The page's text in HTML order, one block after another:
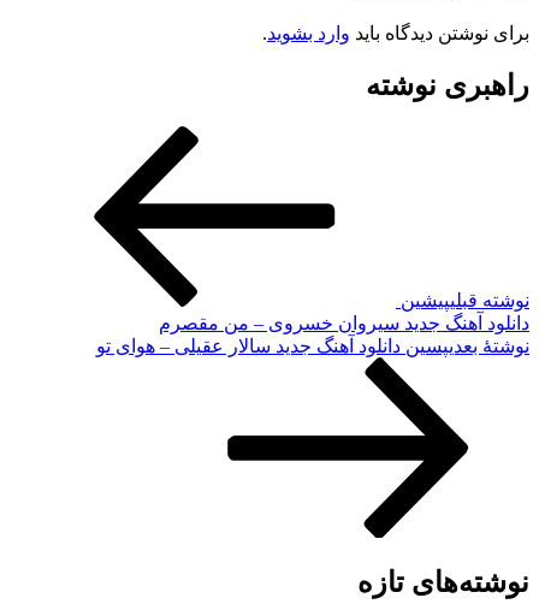
برای نوشتن دیدگاه باید وارد بشوید.
راهبری نوشته
نوشته قبلیپیشین
دانلود آهنگ جدید سیروان خسروی – من مقصرم
نوشته‌ٔ بعدیپسین دانلود آهنگ جدید سالار عقیلی – هوای تو
نوشته‌های تازه